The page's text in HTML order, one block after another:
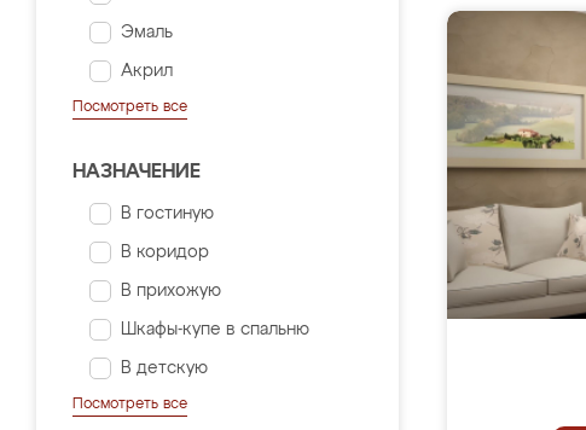
Эмаль
Акрил
Посмотреть все
НАЗНАЧЕНИЕ
В гостиную
В коридор
В прихожую
Шкафы-купе в спальню
В детскую
Посмотреть все